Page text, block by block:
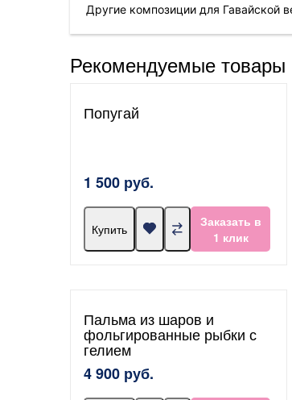
Другие композиции для Гавайской
Рекомендуемые товары
Попугай
1 500 руб.
Купить
Заказать в
1 клик
Пальма из шаров и
фольгированные рыбки с
гелием
4 900 руб.